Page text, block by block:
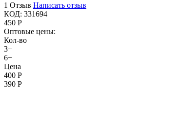
1 Отзыв Написать отзыв
КОД: 331694
450 Р
Оптовые цены:
Кол-во
3+
6+
Цена
400 Р
390 Р